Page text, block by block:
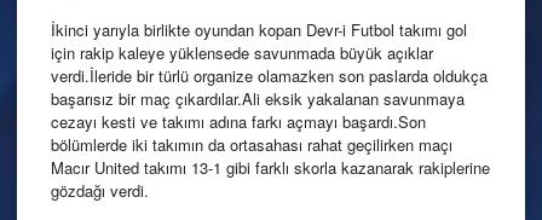
İkinci yarıyla birlikte oyundan kopan Devr-i Futbol takımı gol
için rakip kaleye yüklensede savunmada büyük açıklar
verdi.İleride bir türlü organize olamazken son paslarda oldukça
başarısız bir maç çıkardılar.Ali eksik yakalanan savunmaya
cezayı kesti ve takımı adına farkı açmayı başardı.Son
bölümlerde iki takımın da ortasahası rahat geçilirken maçı
Macır United takımı 13-1 gibi farklı skorla kazanarak rakiplerine
gözdağı verdi.